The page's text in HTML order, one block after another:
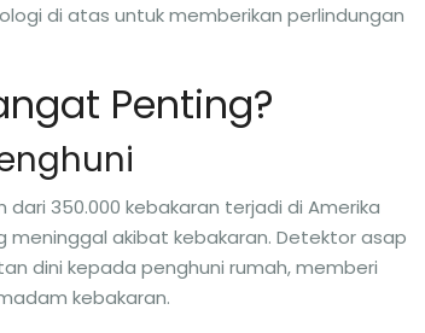
di atas untuk memberikan perlindungan
Penting?
dari 350.000 kebakaran terjadi di Amerika
meninggal akibat kebakaran. Detektor asap
dini kepada penghuni rumah, memberi
kebakaran.